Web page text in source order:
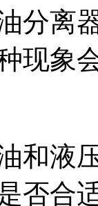
分离
现象
和液
否合